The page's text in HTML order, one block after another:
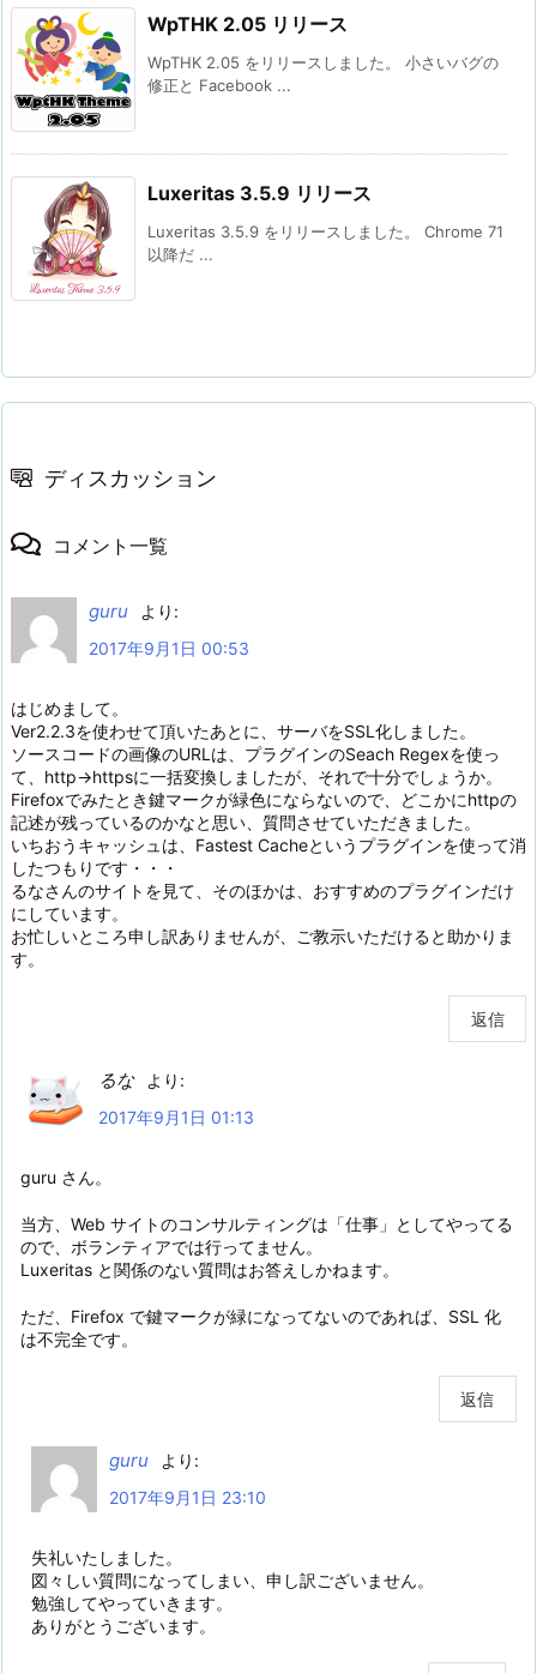
WpTHK 2.05 リリース
WpTHK 2.05 をリリースしました。 小さいバグの
修正と Facebook ...
Luxeritas 3.5.9 リリース
Luxeritas 3.5.9 をリリースしました。 Chrome 71
以降だ ...
ディスカッション
コメント一覧
guru
より:
2017年9月1日 00:53
はじめまして。
Ver2.2.3を使わせて頂いたあとに、サーバをSSL化しました。
ソースコードの画像のURLは、プラグインのSeach Regexを使っ
て、http→httpsに一括変換しましたが、それで十分でしょうか。
Firefoxでみたとき鍵マークが緑色にならないので、どこかにhttpの
記述が残っているのかなと思い、質問させていただきました。
いちおうキャッシュは、Fastest Cacheというプラグインを使って消
したつもりです・・・
るなさんのサイトを見て、そのほかは、おすすめのプラグインだけ
にしています。
お忙しいところ申し訳ありませんが、ご教示いただけると助かりま
す。
返信
るな
より:
2017年9月1日 01:13
guru さん。
当方、Web サイトのコンサルティングは「仕事」としてやってる
ので、ボランティアでは行ってません。
Luxeritas と関係のない質問はお答えしかねます。
ただ、Firefox で鍵マークが緑になってないのであれば、SSL 化
は不完全です。
返信
guru
より:
2017年9月1日 23:10
失礼いたしました。
図々しい質問になってしまい、申し訳ございません。
勉強してやっていきます。
ありがとうございます。